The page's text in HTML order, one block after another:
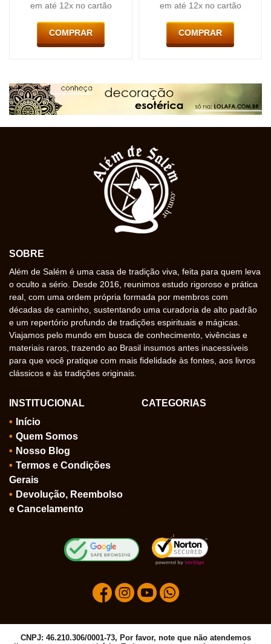
em até 12x no cartão
COMPRAR
em até 12x no cartão
COMPRAR
SOBRE
Além de Salém é uma casa de tradição viva, feita para quem leva
o oculto a sério. Desde 2016, reunimos estudo rigoroso e prática
real, com uma ordem própria formada por membros com
décadas de caminho, sustentando uma curadoria de alto padrão
e um repertório profundo de tradições espirituais e mágicas.
Viajamos pelo mundo em busca de conhecimento, vivências e
materiais raros, trazendo ao Brasil insumos antes inacessíveis
para que você pratique com mais fidelidade às fontes, aos livros
clássicos e às tradições originais.
INSTITUCIONAL
Início
Quem Somos
Nosso Blog
Termos e Condições
Gerais
Devolução, Reembolso
e Cancelamento
CATEGORIAS
CNPJ: 46.210.306/0001-73, Por favor, note que não atendemos